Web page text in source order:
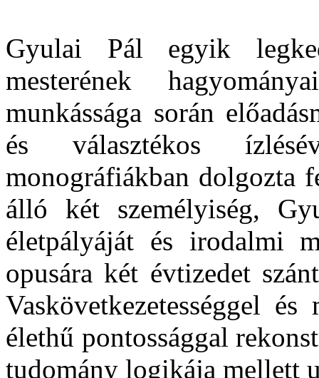
Gyulai Pál egyik
mesterének
munkássága során
és választékos
monográfiákban dolgozta
álló két személyiség,
életpályáját és irodalmi
opusára két évtizedet
Vaskövetkezetességgel
élethű pontossággal
tudomány logikája mellett